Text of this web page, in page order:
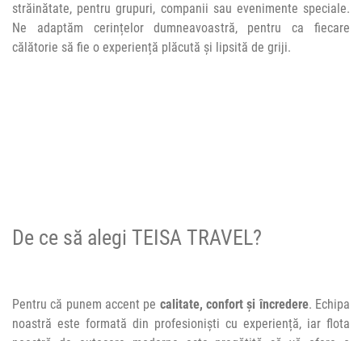
străinătate, pentru grupuri, companii sau evenimente speciale.
Ne adaptăm cerințelor dumneavoastră, pentru ca fiecare
călătorie să fie o experiență plăcută și lipsită de griji.
De ce să alegi TEISA TRAVEL?
Pentru că punem accent pe calitate, confort și încredere. Echipa
noastră este formată din profesioniști cu experiență, iar flota